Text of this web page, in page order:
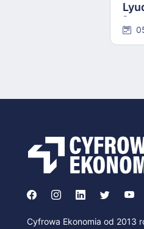
Cyfrowa Ekonomia od 2013